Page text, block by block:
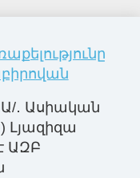
․ Ասիական
Լյազիզա
ԱԶԲ